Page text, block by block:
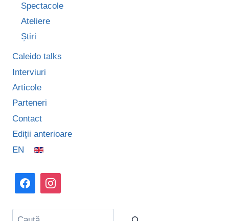
Spectacole
Ateliere
Știri
Caleido talks
Interviuri
Articole
Parteneri
Contact
Ediții anterioare
EN
Caută